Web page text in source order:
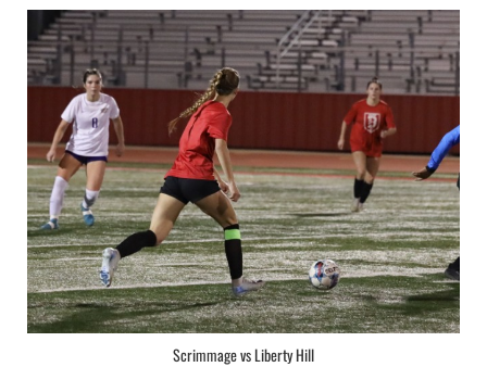
Scrimmage vs Liberty Hill